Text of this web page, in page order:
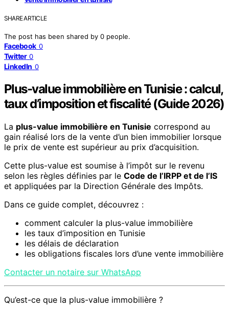
SHARE ARTICLE
The post has been shared by 0 people.
Facebook 0
Twitter 0
LinkedIn 0
Plus-value immobilière en Tunisie : calcul,
taux d’imposition et fiscalité (Guide 2026)
La plus-value immobilière en Tunisie correspond au
gain réalisé lors de la vente d’un bien immobilier lorsque
le prix de vente est supérieur au prix d’acquisition.
Cette plus-value est soumise à l’impôt sur le revenu
selon les règles définies par le Code de l’IRPP et de l’IS
et appliquées par la Direction Générale des Impôts.
Dans ce guide complet, découvrez :
comment calculer la plus-value immobilière
les taux d’imposition en Tunisie
les délais de déclaration
les obligations fiscales lors d’une vente immobilière
Contacter un notaire sur WhatsApp
Qu’est-ce que la plus-value immobilière ?